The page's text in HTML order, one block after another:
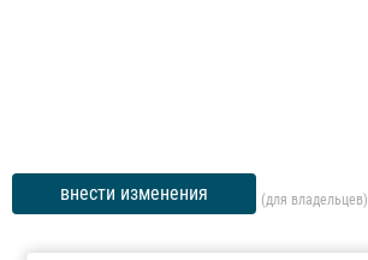
внести изменения (для владельцев)